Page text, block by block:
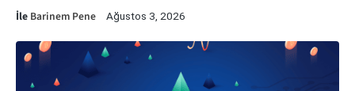
İle Barinem Pene Ağustos 3, 2026